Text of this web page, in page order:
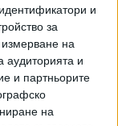
и
за
на
аудиторията и
и партньорите
на
и
алгоритмични
платформи.
няма да
на